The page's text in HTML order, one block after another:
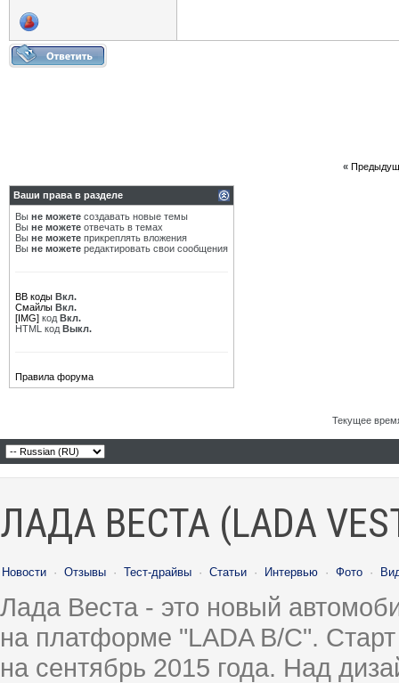
«
Ваши права в разделе
Вы не можете создавать новые темы
Вы не можете отвечать в темах
Вы не можете прикреплять вложения
Вы не можете редактировать свои сообщения
BB коды Вкл.
Смайлы Вкл.
[IMG] код Вкл.
HTML код Выкл.
Правила форума
Текущее
ЛАДА ВЕСТА (LADA
Новости · Отзывы · Тест-драйвы · Статьи · Интервью · Фото ·
Лада Веста - это новый
на платформе "LADA B/C".
на сентябрь 2015 года. Над